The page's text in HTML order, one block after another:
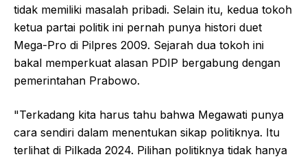
tidak memiliki masalah pribadi. Selain itu, kedua tokoh
ketua partai politik ini pernah punya histori duet
Mega-Pro di Pilpres 2009. Sejarah dua tokoh ini
bakal memperkuat alasan PDIP bergabung dengan
pemerintahan Prabowo.
"Terkadang kita harus tahu bahwa Megawati punya
cara sendiri dalam menentukan sikap politiknya. Itu
terlihat di Pilkada 2024. Pilihan politiknya tidak hanya